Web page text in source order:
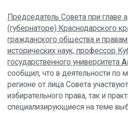
Председатель Совета при главе
(губернаторе) Краснодарского
гражданского общества и
исторических наук, профессор
государственного университета
сообщил, что в деятельности по
регионе от лица Совета
избирательного права, так и
специализирующиеся на теме